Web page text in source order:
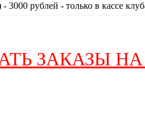
3000 рублей - только в кассе
ЗАКАЗЫ НА